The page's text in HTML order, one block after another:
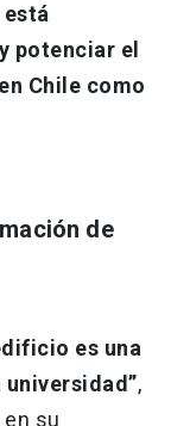
potenciar el
Chile como
de
es una
,
su